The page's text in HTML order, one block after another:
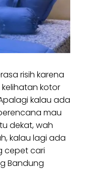
risih karena
kotor
kalau ada
mau
dekat, wah
kalau lagi ada
cepet cari
Bandung